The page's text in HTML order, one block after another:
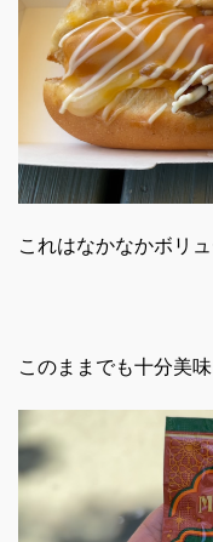
これはなかなかボリュ
このままでも十分美